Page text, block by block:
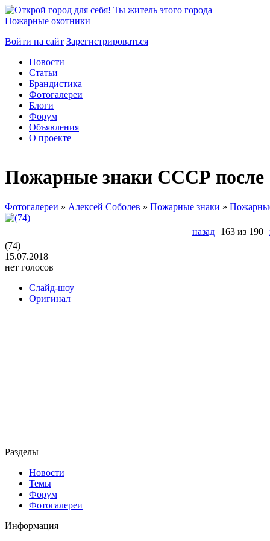
Пожарные охотники
Войти на сайт Зарегистрироваться
Новости
Статьи
Брандистика
Фотогалереи
Блоги
Форум
Объявления
О проекте
Пожарные знаки СССР после
Фотогалереи » Алексей Соболев » Пожарные знаки »
назад 163 из 190
(74)
15.07.2018
нет голосов
Слайд-шоу
Оригинал
Разделы
Новости
Темы
Форум
Фотогалереи
Информация